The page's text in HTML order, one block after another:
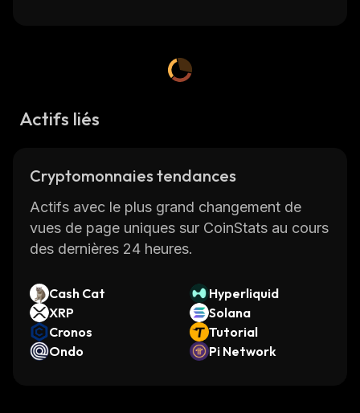
Actifs liés
Cryptomonnaies tendances
Actifs avec le plus grand changement de
vues de page uniques sur CoinStats au cours
des dernières 24 heures.
Cash Cat
Hyperliquid
XRP
Solana
Cronos
Tutorial
Ondo
Pi Network